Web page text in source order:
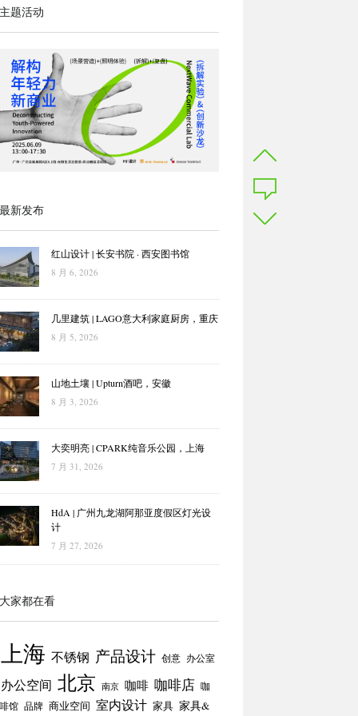
题活动
新发布
红山设计 | 长安书院 · 西安图书馆
8 月 6, 2026
几里建筑 | LAGO意大利家庭厨房，重庆
8 月 5, 2026
山地土壤 | Upturn酒吧，安徽
8 月 3, 2026
大奕明亮 | CPARK纯音乐公园，上海
7 月 31, 2026
HdA | 广州九龙湖阿那亚度假区灯光设
计
7 月 27, 2026
家都在看
上海 不锈钢 产品设计 创意 办公室
办公空间 北京 南京 咖啡 咖啡店 咖
馆 品牌 商业空间 室内设计 家具 家具&